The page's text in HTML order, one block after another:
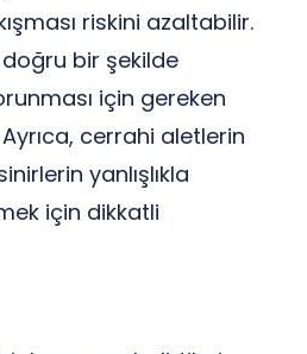
riskini azaltabilir.
bir şekilde
için gereken
cerrahi aletlerin
yanlışlıkla
için dikkatli